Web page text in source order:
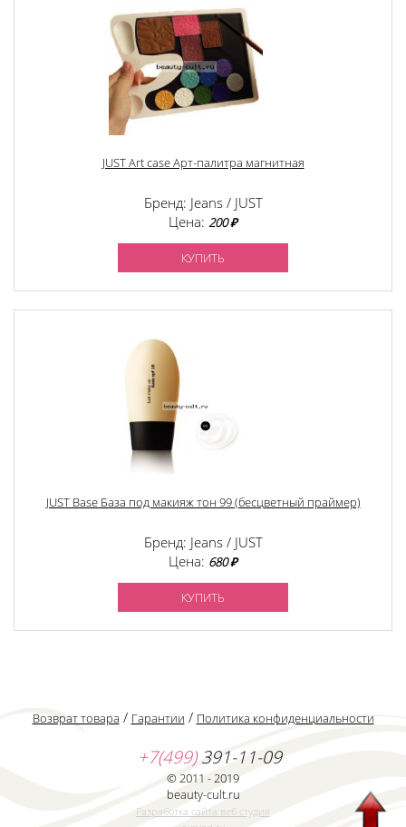
JUST Art case Арт-палитра магнитная
Бренд: Jeans / JUST
Цена: 200 ₽
КУПИТЬ
JUST Base База под макияж тон 99 (бесцветный праймер)
Бренд: Jeans / JUST
Цена: 680 ₽
КУПИТЬ
Возврат товара / Гарантии / Политика конфиденциальности
+7(499)391-11-09
© 2011 - 2019
beauty-cult.ru
Разработка сайта веб студия